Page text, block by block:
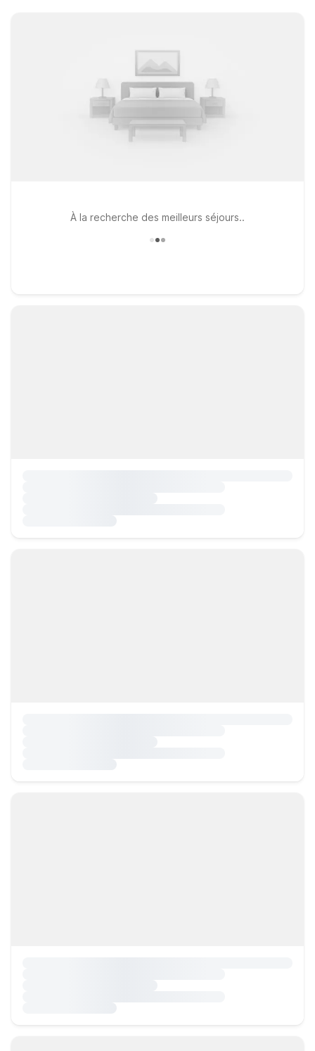
À la recherche des meilleurs séjours..